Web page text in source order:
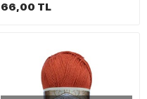
66,00 TL